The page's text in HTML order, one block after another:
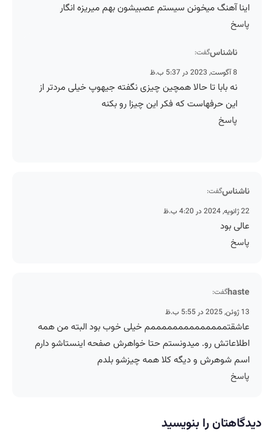
اینا آهنگ میخونن سیستم عصبیشون بهم میریزه انگار
پاسخ
ناشناسگفت:
8 آگوست, 2023 در 5:37 ب.ظ
نه بابا تا حالا همچین چیزی نگفته جیهوپ خیلی مردتر از
این حرفهاست که فکر این چیزا رو بکنه
پاسخ
ناشناسگفت:
22 ژانویه, 2024 در 4:20 ب.ظ
عالی بود
پاسخ
hasteگفت:
13 ژوئن, 2025 در 5:55 ب.ظ
عاشقتممممممممممممممم خیلی خوب بود البته من همه
اطلاعاتش رو. میدونستم حتا خواهرش صفحه اینستاشو دارم
اسم شوهرش و دیگه کلا همه چیزشو بلدم
پاسخ
دیدگاهتان را بنویسید